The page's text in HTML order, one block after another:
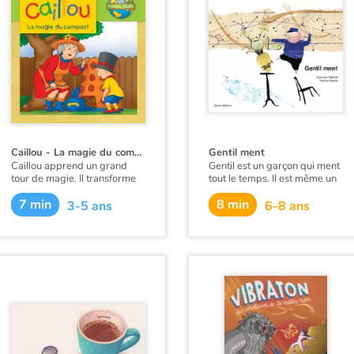
Caillou - La magie du compost
Caillou apprend un grand
tour de magie. Il transforme
des déchets en nourriture
pour les plantes !
7 min 3-5 ans
Gentil ment
Gentil est un garçon qui ment
tout le temps. Il est même un
poil méchant. Jolie est une fille
qui ment aussi, mais elle, elle
est très gentille. Alors quand
8 min 6-8 ans